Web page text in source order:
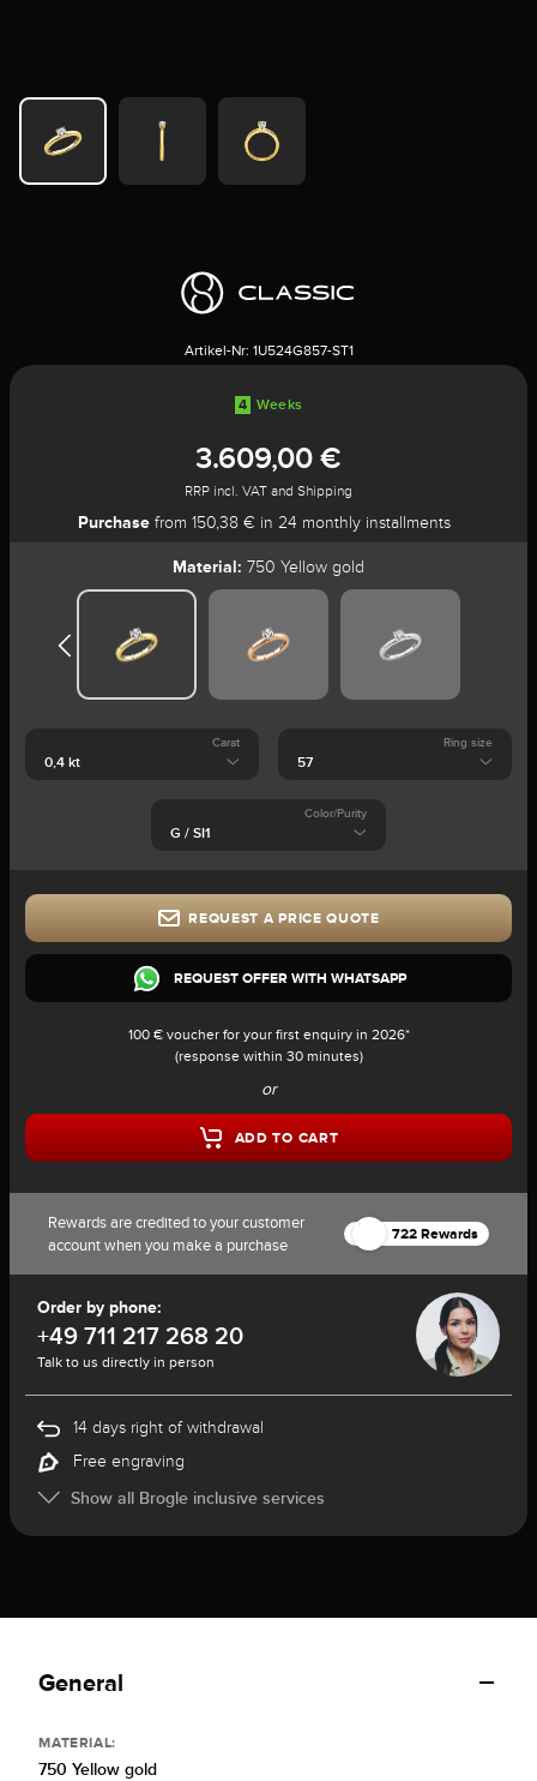
Artikel-Nr: 1U524G857-ST1
4 Weeks
3.609,00 €
RRP incl. VAT and Shipping
Purchasefrom 150,38 € in 24 monthly installments
Material: 750 Yellow gold
Carat Ring size
Color/Purity
REQUEST A PRICE QUOTE
REQUEST OFFER WITH WHATSAPP
100 € voucher for your first enquiry in 2026*
(response within 30 minutes)
or
ADD TO CART
Rewards are credited to your customer
account when you make a purchase
722 Rewards
Order by phone:
+49 711 217 268 20
Talk to us directly in person
14 days right of withdrawal
Free engraving
Show all Brogle inclusive services
General
MATERIAL:
750 Yellow gold